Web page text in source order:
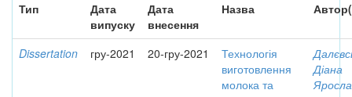
Тип
Дата
випуску
Дата
внесення
Назва
Dissertation гру-2021 20-гру-2021
Технологія
виготовлення
молока та
Діана